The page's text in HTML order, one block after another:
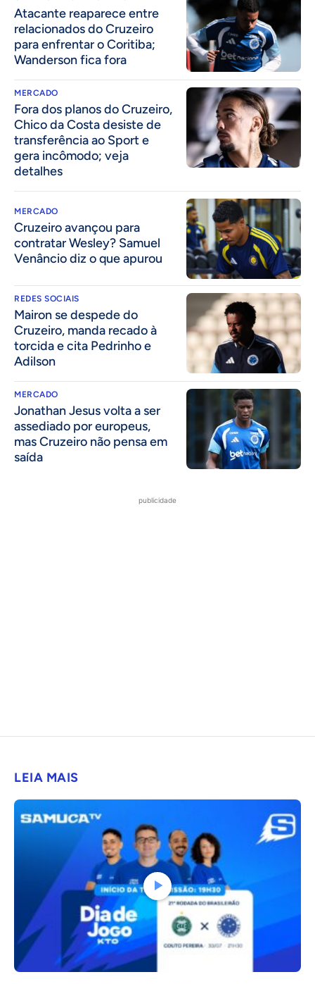
Atacante reaparece entre
relacionados do Cruzeiro
para enfrentar o Coritiba;
Wanderson fica fora
MERCADO
Fora dos planos do Cruzeiro,
Chico da Costa desiste de
transferência ao Sport e
gera incômodo; veja
detalhes
MERCADO
Cruzeiro avançou para
contratar Wesley? Samuel
Venâncio diz o que apurou
REDES SOCIAIS
Mairon se despede do
Cruzeiro, manda recado à
torcida e cita Pedrinho e
Adilson
MERCADO
Jonathan Jesus volta a ser
assediado por europeus,
mas Cruzeiro não pensa em
saída
publicidade
LEIA MAIS